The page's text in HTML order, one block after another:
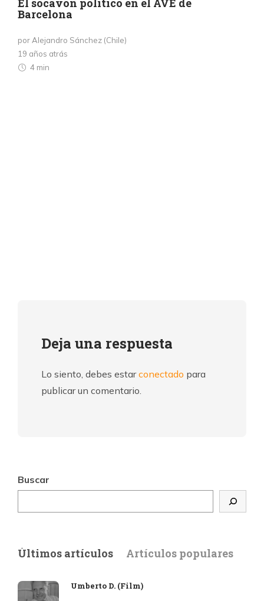
Barcelona
por Alejandro Sánchez (Chile)
19 años atrás
4 min
Deja una respuesta
Lo siento, debes estarconectado para
publicar un comentario.
Buscar
Últimos artículos Artículos populares
Umberto D. (Film)